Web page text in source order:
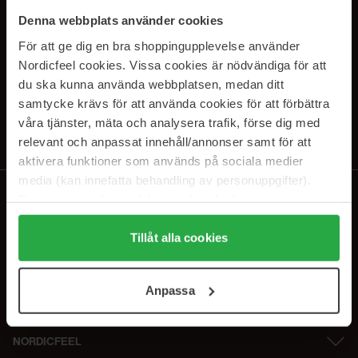
Denna webbplats använder cookies
För att ge dig en bra shoppingupplevelse använder
Nordicfeel cookies. Vissa cookies är nödvändiga för att
du ska kunna använda webbplatsen, medan ditt
samtycke krävs för att använda cookies för att förbättra
våra tjänster, mäta och analysera trafik, förse dig med
relevant och anpassat innehåll/annonser samt för att
aktivera funktioner som används på sociala medier
media (kan innefatta behandling av personuppgifter).
Genom att trycka på "Tillåt alla cookies" accepterar du
alla cookies, medan du under "Detaljer" kan anpassa
användningen av cookies. Du kan när som helst återkalla
samt vår Integritetspolicy.
Tillåt alla cookies
Anpassa
SUBSCRIBE TO OUR
NEWSLETTER
E-postadresse
Ved å abonnere godtar du vårpersonvernerklæring. Du kan melde deg
NORDICFEEL